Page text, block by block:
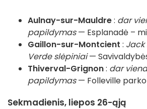
Aulnay-sur-Mauldre: dar
papildymas— Esplanadė –
Gaillon-sur-Montcient : Jack
Verde slėpiniai—
Thiverval-Grignon: dar
papildymas— Folleville parko
Sekmadienis, liepos 26-ąją